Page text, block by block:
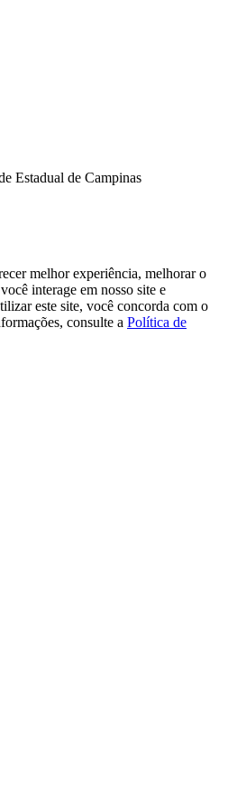
Estadual de Campinas
melhor experiência, melhorar o
interage em nosso site e
este site, você concorda com o
consulte a Política de